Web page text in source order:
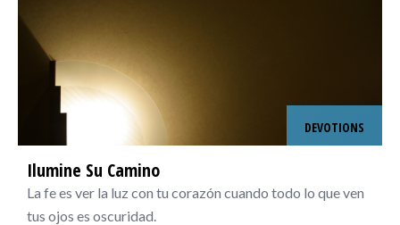
DEVOTIONS
Ilumine Su Camino
La fe es ver la luz con tu corazón cuando todo lo que ven
tus ojos es oscuridad.